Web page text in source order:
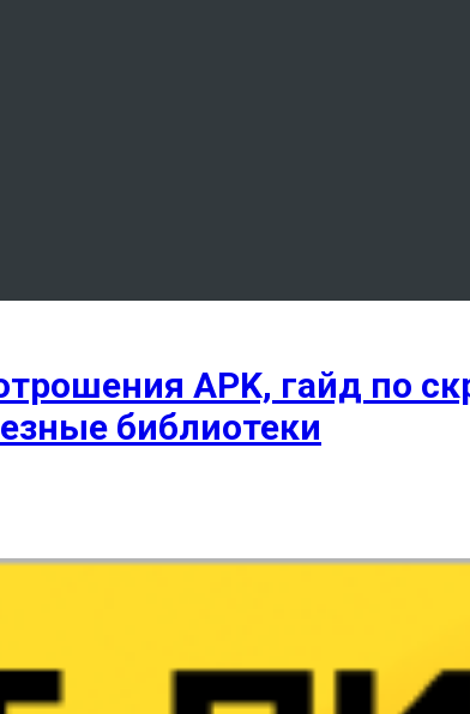
APK, гайд по
библиотеки